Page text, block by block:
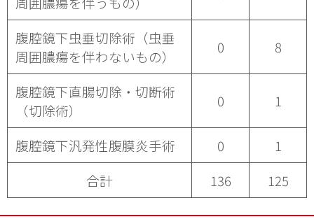
腹腔鏡下虫垂切除術（虫垂
周囲膿瘍を伴わないもの）
0 8
腹腔鏡下直腸切除・切断術
（切除術）
0 1
腹腔鏡下汎発性腹膜炎手術 0
1
合計
136 125